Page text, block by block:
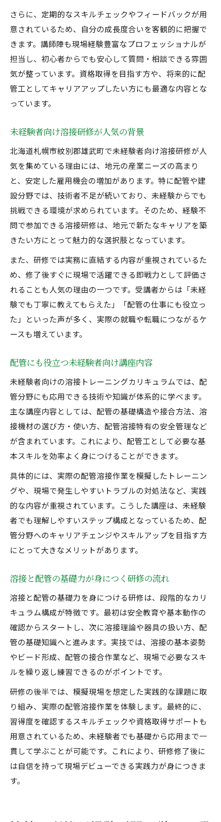
制
溶接と配管の基礎を経験不問で学ぶコツ
資格取得とキャリアアップの秘訣を解説
未経験から溶接資格取得を目指すポイント
配管分野で経験不問からキャリアアップす
溶接未経験者のための資格取得ルート
経験不問で目指せる溶接と配管のキャリア
形成
未経験から始める資格取得と昇給の実例
さらに、定期的なスキルチェックやフィードバックが用
意されているため、自分の成長度合いを客観的に把握で
きます。講師陣も現場経験豊富なプロフェッショナルが
担当し、初心者からでも安心して質問・相談できる雰囲
気が整っています。資格取得を目指す方や、将来的に配
管工としてキャリアアップしたい方にも最適な内容とな
っています。
未経験者向け溶接研修が人気の背景
北海道札幌市紋別郡雄武町で未経験者向け溶接研修が人
気を集めている理由には、地元の産業ニーズの高まり
と、安定した雇用機会の増加があります。特に配管や建
設分野では、技術者不足が続いており、未経験からでも
挑戦できる環境が求められています。そのため、経験不
問で参加できる溶接研修は、地元で新たなキャリアを築
きたい方にとって魅力的な選択肢となっています。
また、研修では実務に直結する内容が重視されているた
め、修了後すぐに現場で活躍できる即戦力として評価さ
れることも人気の理由の一つです。受講者からは「未経
験でも丁寧に教えてもらえた」「配管の仕事にも役立っ
た」といった声が多く、実際の就職や転職につながるケ
ースも増えています。
配管にも役立つ未経験者向け講座内容
未経験者向けの溶接トレーニングカリキュラムでは、配
管分野にも応用できる技術や知識が体系的に学べます。
主な講座内容としては、配管の基礎構造や接合方法、溶
接機材の選び方・使い方、配管溶接特有の安全管理など
が含まれています。これにより、配管工として必要な基
本スキルを効率よく身につけることができます。
具体的には、実際の配管溶接作業を模擬したトレーニン
グや、現場で発生しやすいトラブルの対処法など、実践
的な内容が重視されています。こうした講座は、未経験
者でも理解しやすいステップ構成となっているため、配
管分野へのキャリアチェンジやスキルアップを目指す方
にとって大きなメリットがあります。
溶接と配管の基礎力が身につく研修の流れ
溶接と配管の基礎力を身につける研修は、段階的なカリ
キュラム構成が特徴です。最初は安全教育や基本動作の
確認からスタートし、次に溶接理論や器具の扱い方、配
管の基礎知識へと進みます。実技では、溶接の基本姿勢
やビード形成、配管の接合作業など、現場で必要なスキ
ルを繰り返し練習できるのがポイントです。
研修の後半では、模擬現場を想定した実践的な課題に取
り組み、実際の配管溶接作業を体験します。最終的に、
習得度を確認するスキルチェックや資格取得サポートも
用意されているため、未経験者でも基礎から応用まで一
貫して学ぶことが可能です。これにより、研修修了後に
は自信を持って現場デビューできる実践力が身につきま
す。